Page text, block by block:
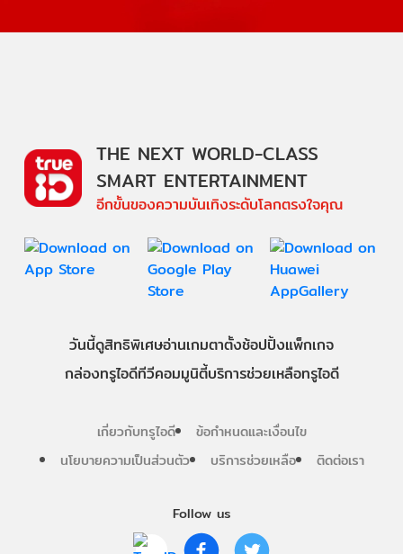
Follow us
THE NEXT WORLD-CLASS
SMART ENTERTAINMENT
อีกขั้นของความบันเทิงระดับโลกตรงใจคุณ
วันนี้ดูสิทธิพิเศษอ่านเกมตาตั้งช้อปปิ้งแพ็กเกจ
กล่องทรูไอดีทีวีคอมมูนิตี้บริการช่วยเหลือทรูไอดี
เกี่ยวกับทรูไอดี
ข้อกำหนดและเงื่อนไข
นโยบายความเป็นส่วนตัว
บริการช่วยเหลือ ติดต่อเรา